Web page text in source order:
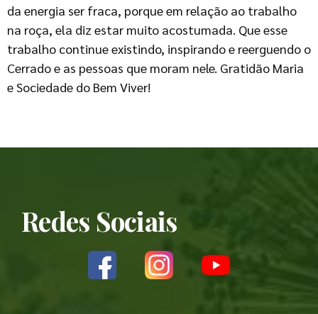
da energia ser fraca, porque em relação ao trabalho
na roça, ela diz estar muito acostumada. Que esse
trabalho continue existindo, inspirando e reerguendo o
Cerrado e as pessoas que moram nele. Gratidão Maria
e Sociedade do Bem Viver!
Redes Sociais